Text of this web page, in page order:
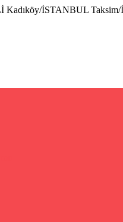
Kadıköy/İSTANBUL